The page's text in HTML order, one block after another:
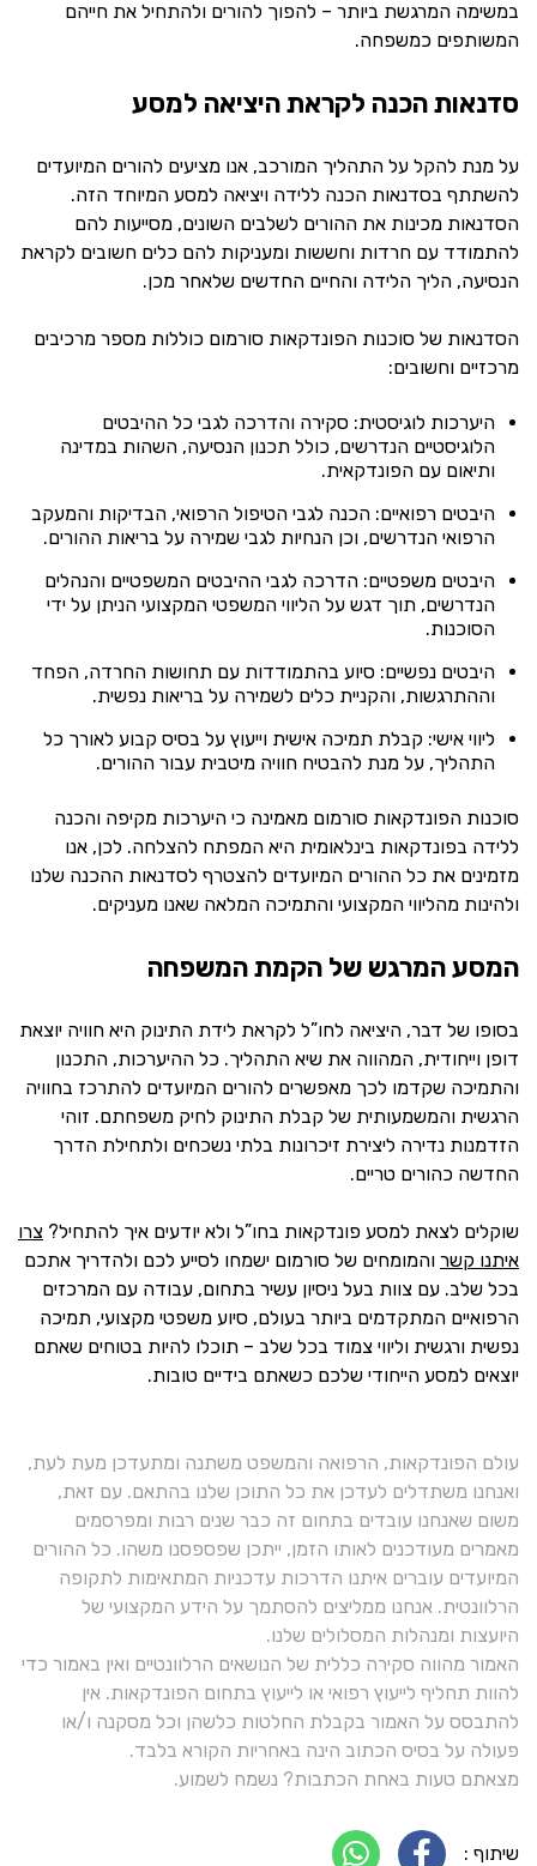
במשימה המרגשת ביותר – להפוך להורים ולהתחיל את חייהם
המשותפים כמשפחה.
סדנאות הכנה לקראת היציאה למסע
על מנת להקל על התהליך המורכב, אנו מציעים להורים המיועדים
להשתתף בסדנאות הכנה ללידה ויציאה למסע המיוחד הזה.
הסדנאות מכינות את ההורים לשלבים השונים, מסייעות להם
להתמודד עם חרדות וחששות ומעניקות להם כלים חשובים לקראת
הנסיעה, הליך הלידה והחיים החדשים שלאחר מכן.
הסדנאות של סוכנות הפונדקאות סורמום כוללות מספר מרכיבים
מרכזיים וחשובים:
היערכות לוגיסטית: סקירה והדרכה לגבי כל ההיבטים
הלוגיסטיים הנדרשים, כולל תכנון הנסיעה, השהות במדינה
ותיאום עם הפונדקאית.
היבטים רפואיים: הכנה לגבי הטיפול הרפואי, הבדיקות והמעקב
הרפואי הנדרשים, וכן הנחיות לגבי שמירה על בריאות ההורים.
היבטים משפטיים: הדרכה לגבי ההיבטים המשפטיים והנהלים
הנדרשים, תוך דגש על הליווי המשפטי המקצועי הניתן על ידי
הסוכנות.
היבטים נפשיים: סיוע בהתמודדות עם תחושות החרדה, הפחד
וההתרגשות, והקניית כלים לשמירה על בריאות נפשית.
ליווי אישי: קבלת תמיכה אישית וייעוץ על בסיס קבוע לאורך כל
התהליך, על מנת להבטיח חוויה מיטבית עבור ההורים.
סוכנות הפונדקאות סורמום מאמינה כי היערכות מקיפה והכנה
ללידה בפונדקאות בינלאומית היא המפתח להצלחה. לכן, אנו
מזמינים את כל ההורים המיועדים להצטרף לסדנאות ההכנה שלנו
ולהינות מהליווי המקצועי והתמיכה המלאה שאנו מעניקים.
המסע המרגש של הקמת המשפחה
בסופו של דבר, היציאה לחו”ל לקראת לידת התינוק היא חוויה יוצאת
דופן וייחודית, המהווה את שיא התהליך. כל ההיערכות, התכנון
והתמיכה שקדמו לכך מאפשרים להורים המיועדים להתרכז בחוויה
הרגשית והמשמעותית של קבלת התינוק לחיק משפחתם. זוהי
הזדמנות נדירה ליצירת זיכרונות בלתי נשכחים ולתחילת הדרך
החדשה כהורים טריים.
שוקלים לצאת למסע פונדקאות בחו”ל ולא יודעים איך להתחיל? צרו
איתנו קשר והמומחים של סורמום ישמחו לסייע לכם ולהדריך אתכם
בכל שלב. עם צוות בעל ניסיון עשיר בתחום, עבודה עם המרכזים
הרפואיים המתקדמים ביותר בעולם, סיוע משפטי מקצועי, תמיכה
נפשית ורגשית וליווי צמוד בכל שלב – תוכלו להיות בטוחים שאתם
יוצאים למסע הייחודי שלכם כשאתם בידיים טובות.
עולם הפונדקאות, הרפואה והמשפט משתנה ומתעדכן מעת לעת,
ואנחנו משתדלים לעדכן את כל התוכן שלנו בהתאם. עם זאת,
משום שאנחנו עובדים בתחום זה כבר שנים רבות ומפרסמים
מאמרים מעודכנים לאותו הזמן, ייתכן שפספסנו משהו. כל ההורים
המיועדים עוברים איתנו הדרכות עדכניות המתאימות לתקופה
הרלוונטית. אנחנו ממליצים להסתמך על הידע המקצועי של
היועצות ומנהלות המסלולים שלנו.
האמור מהווה סקירה כללית של הנושאים הרלוונטיים ואין באמור כדי
להוות תחליף לייעוץ רפואי או לייעוץ בתחום הפונדקאות. אין
להתבסס על האמור בקבלת החלטות כלשהן וכל מסקנה ו/או
פעולה על בסיס הכתוב הינה באחריות הקורא בלבד.
מצאתם טעות באחת הכתבות? נשמח לשמוע.
שיתוף :